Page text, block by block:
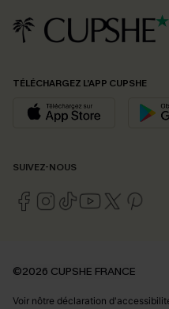
TÉLÉCHARGEZ L’APP CUPSHE
SUIVEZ-NOUS
©2026 CUPSHE FRANCE
Voir nôtre déclaration
*Un code par
marketing (y compris du contenu
pouvons utiliser les données